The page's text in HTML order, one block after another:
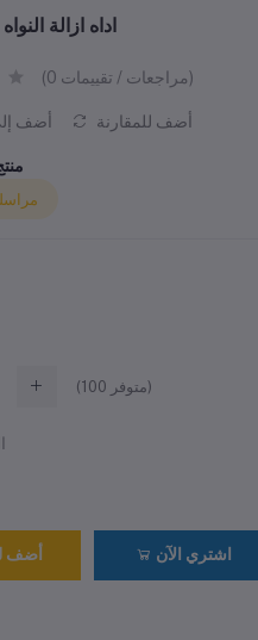
• اداه ازالة
(0 مراجعات / تقييمات)
أضف أضف للمقارنة
(100 متوفر)
أضف اشتري الآن